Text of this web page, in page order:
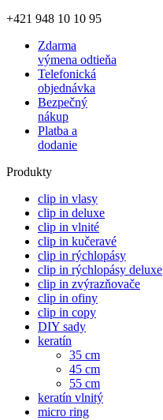
+421 948 10 10 95
Zdarma
výmena odtieňa
Telefonická
objednávka
Bezpečný
nákup
Platba a
dodanie
Produkty
clip in vlasy
clip in deluxe
clip in vlnité
clip in kučeravé
clip in rýchlopásy
clip in rýchlopásy deluxe
clip in zvýrazňovače
clip in ofiny
clip in copy
DIY sady
keratín
35 cm
45 cm
55 cm
keratín vlnitý
micro ring